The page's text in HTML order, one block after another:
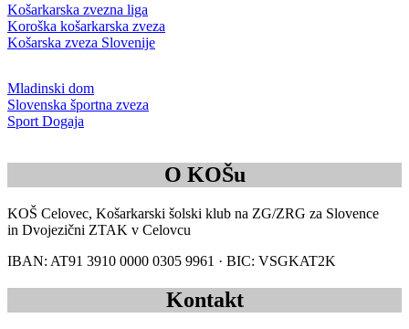
Košarkarska zvezna liga
Koroška košarkarska zveza
Košarska zveza Slovenije
Mladinski dom
Slovenska športna zveza
Sport Dogaja
O KOŠu
KOŠ Celovec, Košarkarski šolski klub na ZG/ZRG za Slovence
in Dvojezični ZTAK v Celovcu
IBAN: AT91 3910 0000 0305 9961 · BIC: VSGKAT2K
Kontakt